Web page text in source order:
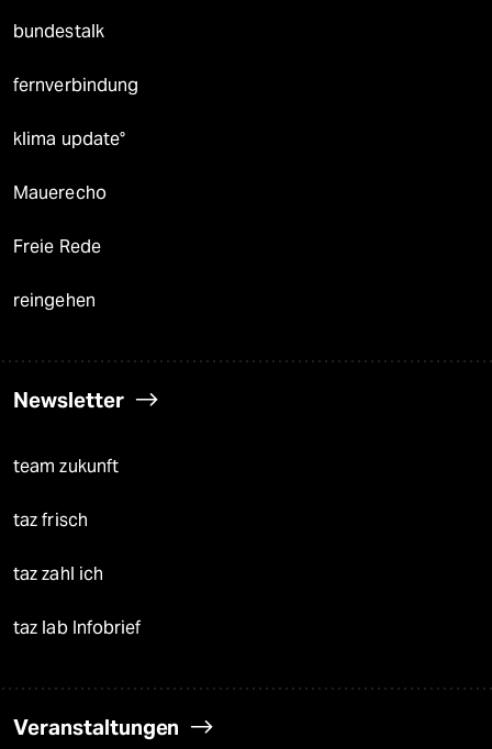
bundestalk
fernverbindung
klima update°
Mauerecho
Freie Rede
reingehen
Newsletter
team zukunft
taz frisch
taz zahl ich
taz lab Infobrief
Veranstaltungen